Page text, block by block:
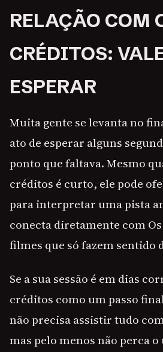
RELAÇÃO COM
CRÉDITOS:
ESPERAR
Muita gente se levanta no
ato de esperar alguns
ponto que faltava. Mesmo
créditos é curto, ele pode
para interpretar uma pista
conecta diretamente com
filmes que só fazem sentido
Se a sua sessão é em dias
créditos como um passo
não precisa assistir tudo
mas pelo menos não perca